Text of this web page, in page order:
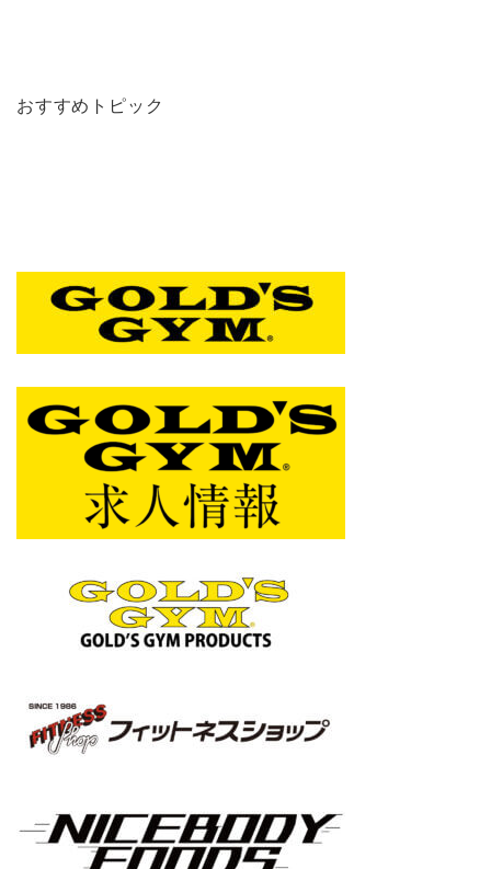
おすすめトピック